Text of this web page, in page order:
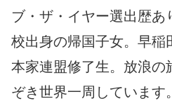
ブ・ザ・イヤー選出歴あ
校出身の帰国子女。早稲
本家連盟修了生。放浪の
ぞき世界一周しています。